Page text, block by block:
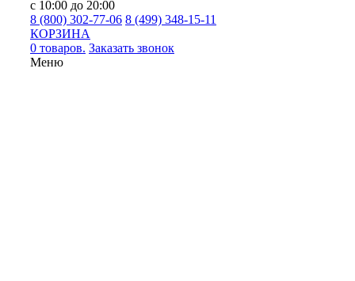
с 10:00 до 20:00
8 (800) 302-77-06 8 (499) 348-15-11
КОРЗИНА
0 товаров. Заказать звонок
Меню